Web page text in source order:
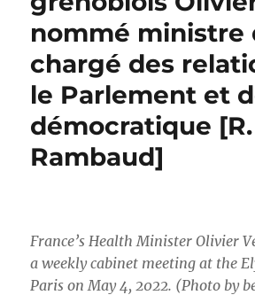
nommé ministre
chargé des
le Parlement et
démocratique [R.
Rambaud]
France’s Health Minister Olivier
a weekly cabinet meeting at the
Paris on May 4, 2022. (Photo by